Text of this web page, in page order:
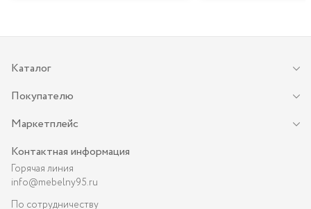
Каталог
Покупателю
Маркетплейс
Контактная информация
Горячая линия
info@mebelny95.ru
По сотрудничеству